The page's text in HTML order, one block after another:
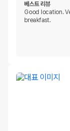
베스트 리뷰
Good location.
breakfast.